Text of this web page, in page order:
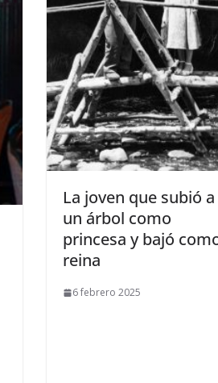
​La joven que subió a
un árbol como
princesa y bajó
reina
6 febrero 2025